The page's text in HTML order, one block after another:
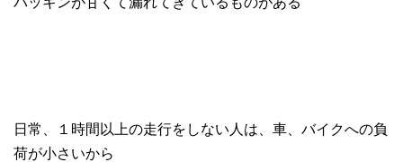
日常、１時間以上の走行をしない人は、車、バイクへの負
荷が小さいから